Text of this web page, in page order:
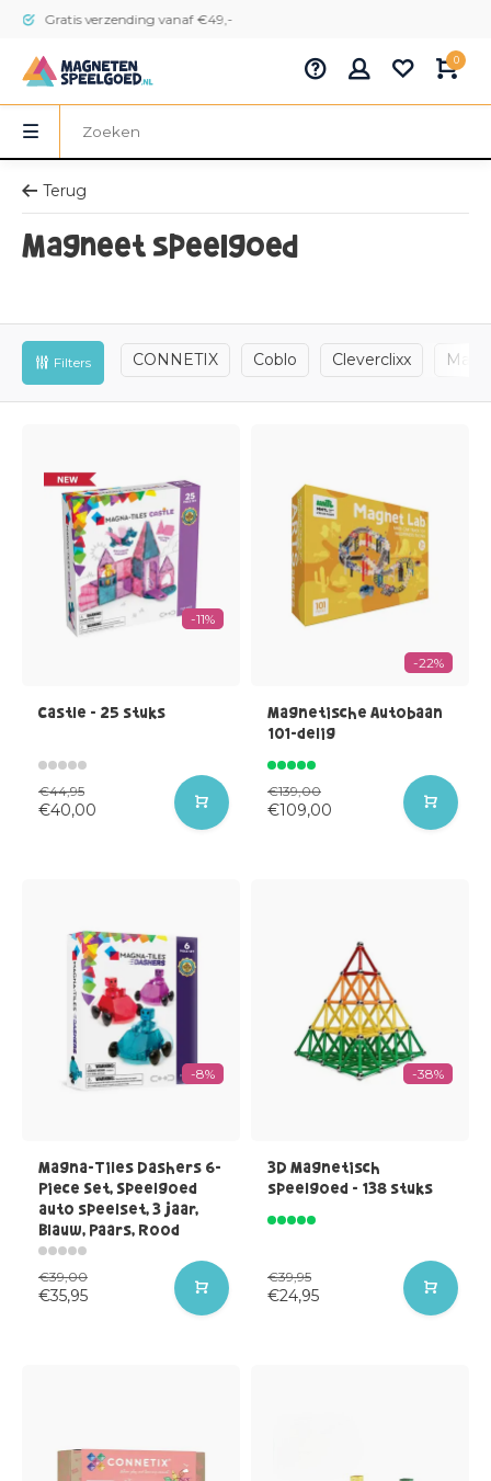
Gratis verzending vanaf €49,-
0
Terug
Magneet speelgoed
CONNETIX Coblo Cleverclixx
Filters
-11%
Castle - 25 stuks
€44,95
€40,00
-22%
Magnetische Autobaan
101-delig
€139,00
€109,00
-8%
Magna-Tiles Dashers 6-
Piece Set, Speelgoed
auto speelset, 3 jaar,
Blauw, Paars, Rood
€39,00
€35,95
-38%
3D Magnetisch
speelgoed - 138 stuks
€39,95
€24,95